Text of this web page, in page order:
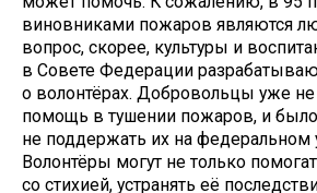
виновниками пожаров являются
вопрос, скорее, культуры и
в Совете Федерации
о волонтёрах. Добровольцы уже
помощь в тушении пожаров, и
не поддержать их на федеральном
Волонтёры могут не только
со стихией, устранять её